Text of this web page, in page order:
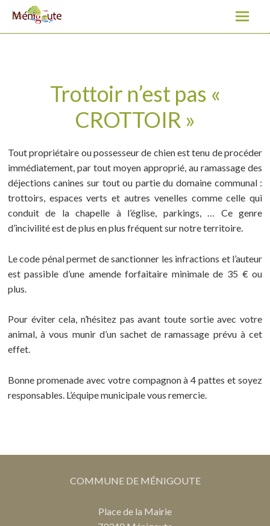
Trottoir n’est pas « CROTTOIR »
l
u
c
o
t
e
n
Trottoir n’est pas «
CROTTOIR »
Tout propriétaire ou possesseur de chien est tenu de procéder
immédiatement, par tout moyen approprié, au ramassage des
déjections canines sur tout ou partie du domaine communal :
trottoirs, espaces verts et autres venelles comme celle qui
conduit de la chapelle à l’église, parkings, … Ce genre
d’incivilité est de plus en plus fréquent sur notre territoire.
Le code pénal permet de sanctionner les infractions et l’auteur
est passible d’une amende forfaitaire minimale de 35 € ou
plus.
Pour éviter cela, n’hésitez pas avant toute sortie avec votre
animal, à vous munir d’un sachet de ramassage prévu à cet
effet.
Bonne promenade avec votre compagnon à 4 pattes et soyez
responsables. L’équipe municipale vous remercie.
COMMUNE DE MÉNIGOUTE
Place de la Mairie